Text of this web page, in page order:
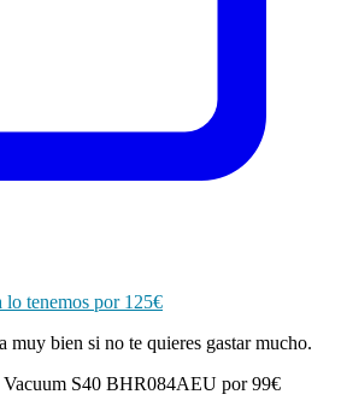
lo tenemos por 125€
muy bien si no te quieres gastar mucho.
S40 BHR084AEU por 99€